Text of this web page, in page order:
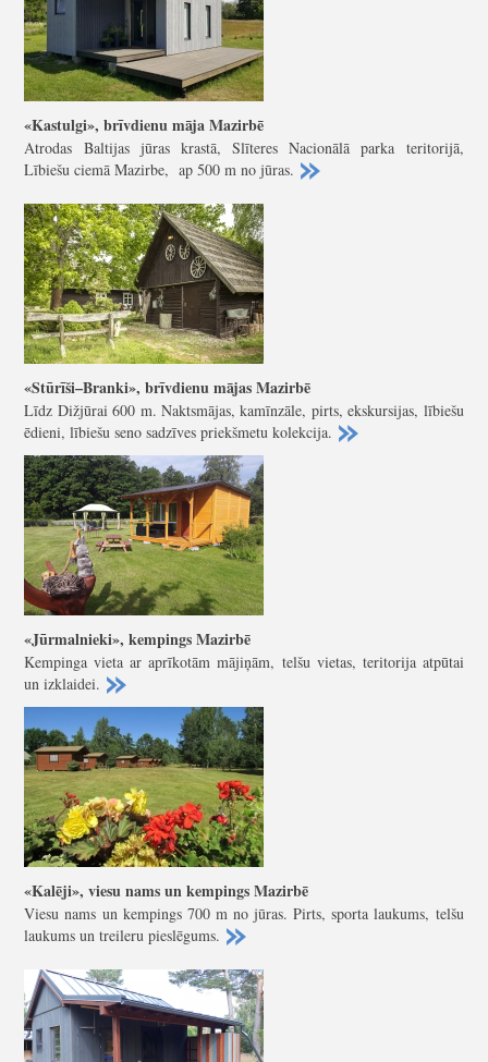
«Kastulgi», brīvdienu māja Mazirbē
Atrodas Baltijas jūras krastā, Slīteres Nacionālā parka teritorijā,
Lībiešu ciemā Mazirbe, ap 500 m no jūras.
«Stūrīši–Branki», brīvdienu mājas Mazirbē
Līdz Dižjūrai 600 m. Naktsmājas, kamīnzāle, pirts, ekskursijas, lībiešu
ēdieni, lībiešu seno sadzīves priekšmetu kolekcija.
«Jūrmalnieki», kempings Mazirbē
Kempinga vieta ar aprīkotām mājiņām, telšu vietas, teritorija atpūtai
un izklaidei.
«Kalēji», viesu nams un kempings Mazirbē
Viesu nams un kempings 700 m no jūras. Pirts, sporta laukums, telšu
laukums un treileru pieslēgums.